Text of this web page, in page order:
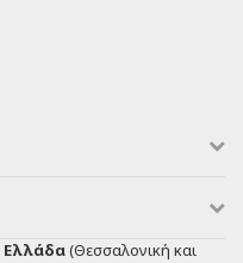
Ελλάδα(Θεσσαλονική και